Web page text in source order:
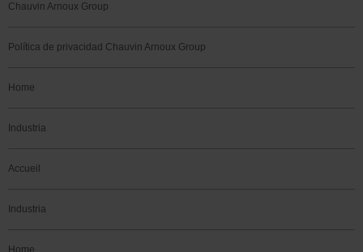
Chauvin Arnoux Group
Política de privacidad Chauvin Arnoux Group
Home
Industria
Accueil
Industria
Home